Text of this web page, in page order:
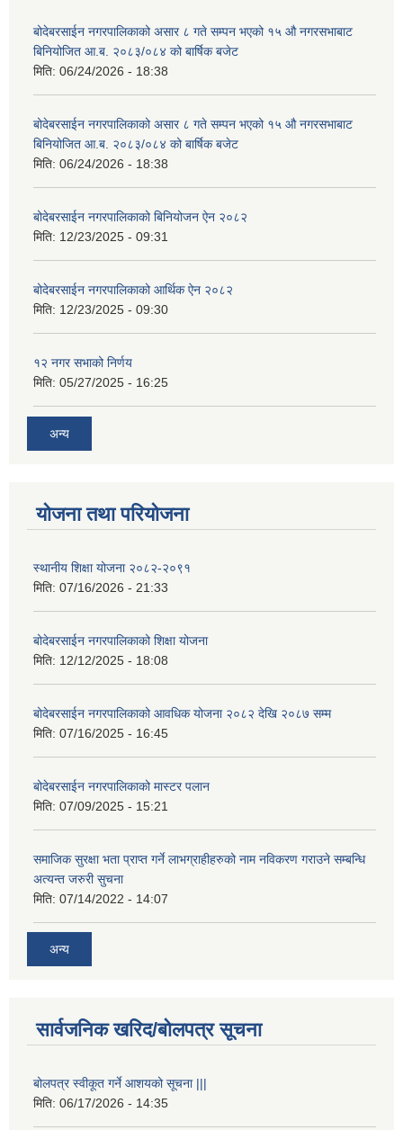
बोदेबरसाईन नगरपालिकाको असार ८ गते सम्पन भएको १५ ‍‍‍औ नगरसभाबाट
बिनियोजित आ.ब. २०८३/०८४ को बार्षिक बजेट
मिति: 06/24/2026 - 18:38
बोदेबरसाईन नगरपालिकाको असार ८ गते सम्पन भएको १५ ‍‍‍औ नगरसभाबाट
बिनियोजित आ.ब. २०८३/०८४ को बार्षिक बजेट
मिति: 06/24/2026 - 18:38
बोदेबरसाईन नगरपालिकाको बिनियोजन ऐन २०८२
मिति: 12/23/2025 - 09:31
बोदेबरसाईन नगरपालिकाको आर्थिक ऐन २०८२
मिति: 12/23/2025 - 09:30
१२ नगर सभाको निर्णय
मिति: 05/27/2025 - 16:25
अन्य
योजना तथा परियोजना
स्थानीय शिक्षा योजना २०८२-२०९१
मिति: 07/16/2026 - 21:33
बोदेबरसाईन नगरपालिकाको शिक्षा योजना
मिति: 12/12/2025 - 18:08
बोदेबरसाईन नगरपालिकाको आवधिक योजना २०८२ देखि २०८७ सम्म
मिति: 07/16/2025 - 16:45
बोदेबरसाईन नगरपालिकाको मास्टर पलान
मिति: 07/09/2025 - 15:21
समाजिक सुरक्षा भता प्राप्त गर्ने लाभग्राहीहरुको नाम नविकरण गराउने सम्बन्धि
अत्यन्त जरुरी सुचना
मिति: 07/14/2022 - 14:07
अन्य
सार्वजनिक खरिद/बोलपत्र सूचना
बोलपत्र स्वीकूत गर्ने आशयको सूचना |||
मिति: 06/17/2026 - 14:35